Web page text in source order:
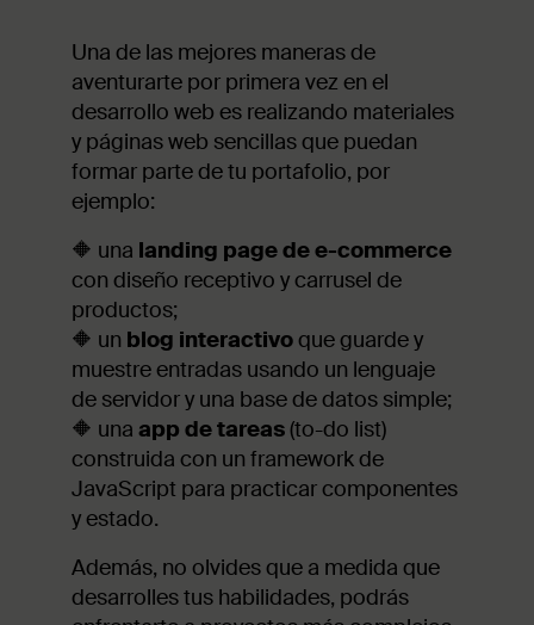
Una de las mejores maneras de
aventurarte por primera vez en el
desarrollo web es realizando materiales
y páginas web sencillas que puedan
formar parte de tu portafolio, por
ejemplo:
🔶 una landing page de e-commerce
con diseño receptivo y carrusel de
productos;
🔶 un blog interactivoque guarde y
muestre entradas usando un lenguaje
de servidor y una base de datos simple;
🔶 una app de tareas(to-do list)
construida con un framework de
JavaScript para practicar componentes
y estado.
Además, no olvides que a medida que
desarrolles tus habilidades, podrás